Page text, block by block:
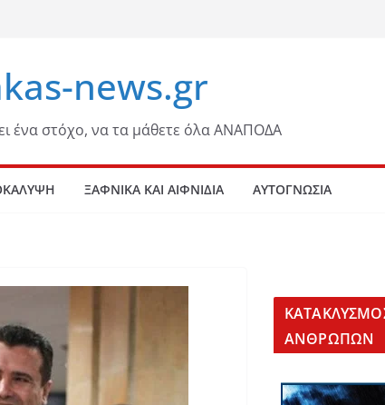
news.gr
ένα στόχο, να τα μάθετε όλα ΑΝΑΠΟΔΑ
ΞΑΦΝΙΚΑ ΚΑΙ ΑΙΦΝΙΔΙΑ ΑΥΤΟΓΝΩΣΙΑ
ΑΝΘΡΩΠΩΝ